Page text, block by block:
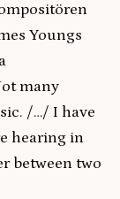
Youngs
many
/…/ I have
hearing in
between two